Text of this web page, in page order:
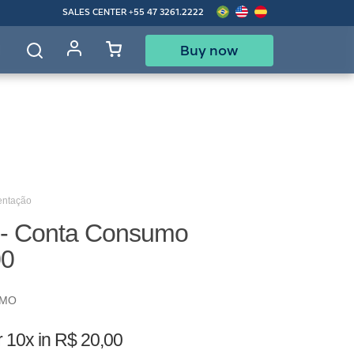
SALES CENTER +55 47 3261.2222
Buy now
Conta Consumo
10x in R$ 20,00